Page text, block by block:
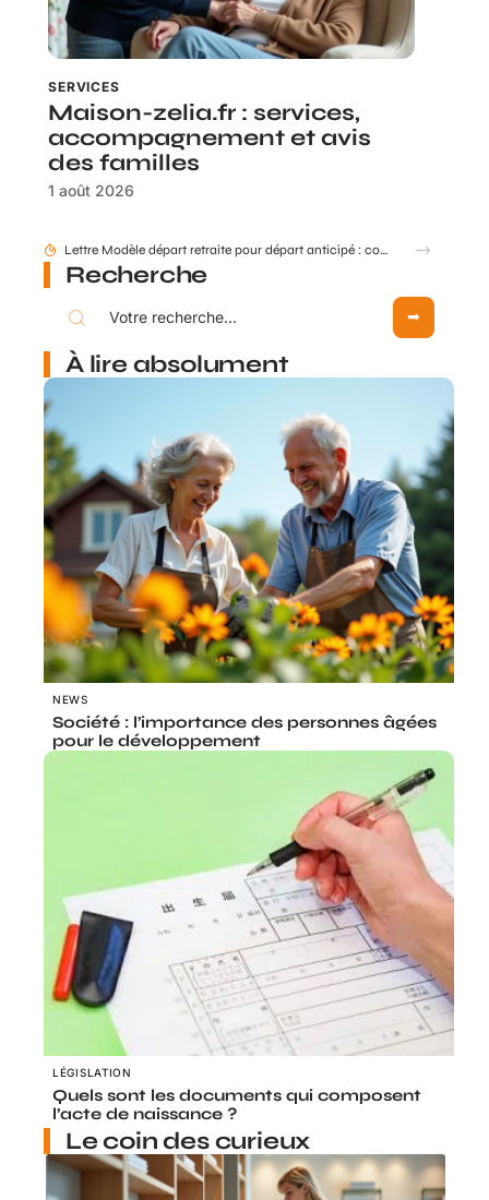
SERVICES
Maison-zelia.fr : services,
accompagnement et avis
des familles
1 août 2026
Comment mettre à jour mes données retraite via mon compte Agirc Arrco par France Connect ?
Recherche
À lire absolument
NEWS
Société : l’importance des personnes âgées
pour le développement
LÉGISLATION
Quels sont les documents qui composent
l’acte de naissance ?
Le coin des curieux